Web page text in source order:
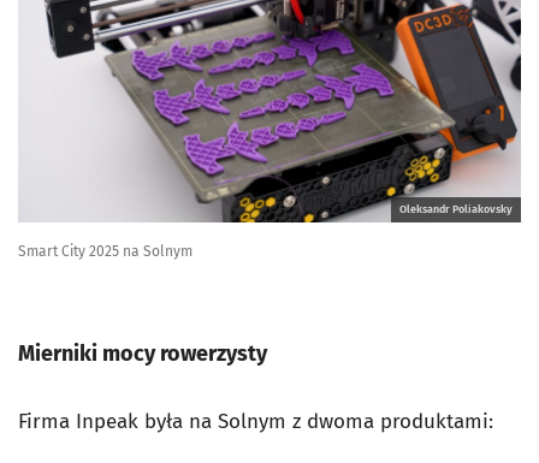
Oleksandr Poliakovsky
Smart City 2025 na Solnym
Mierniki mocy rowerzysty
Firma Inpeak była na Solnym z dwoma produktami: